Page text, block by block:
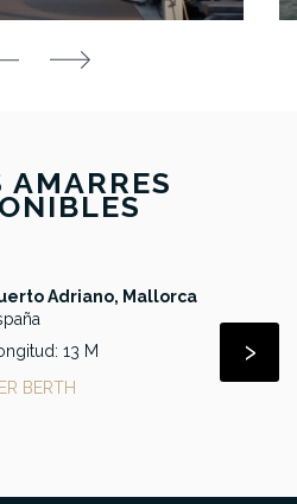
AMARRES
Adriano, Mallorca
13 M
BERTH
›